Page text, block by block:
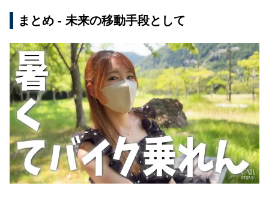
まとめ - 未来の移動手段として